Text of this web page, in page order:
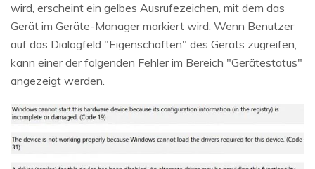
wird, erscheint ein gelbes Ausrufezeichen, mit dem das
Gerät im Geräte-Manager markiert wird. Wenn Benutzer
auf das Dialogfeld "Eigenschaften" des Geräts zugreifen,
kann einer der folgenden Fehler im Bereich "Gerätestatus"
angezeigt werden.